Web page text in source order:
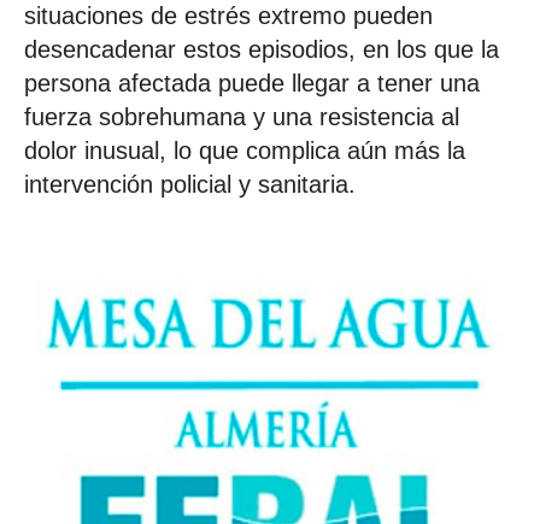
situaciones de estrés extremo pueden
desencadenar estos episodios, en los que la
persona afectada puede llegar a tener una
fuerza sobrehumana y una resistencia al
dolor inusual, lo que complica aún más la
intervención policial y sanitaria.